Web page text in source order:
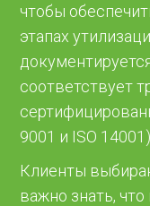
чтобы
этапах
соответствует
9001 и ISO 14001).
Клиенты
важно знать,